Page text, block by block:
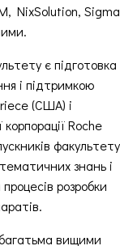
NixSolution, Sigma
є підготовка
і підтримкою
(США) і
Roche
факультету
знань і
розробки
багатьма вищими